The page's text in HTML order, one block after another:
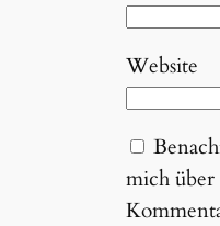
Website
mich